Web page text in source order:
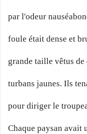
par l'odeur
foule était dense et
grande taille vêtus
turbans jaunes. Ils
pour diriger le
Chaque paysan avait